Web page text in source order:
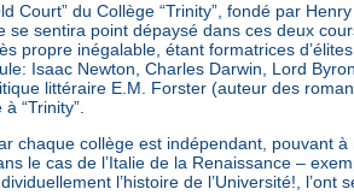
Court” du Collège “Trinity”, fondé par
se sentira point dépaysé dans ces deux
propre inégalable, étant formatrices
Isaac Newton, Charles Darwin, Lord
littéraire E.M. Forster (auteur des
“Trinity”.
chaque collège est indépendant, pouvant à
le cas de l’Italie de la Renaissance –
l’histoire de l’Université!, l’ont